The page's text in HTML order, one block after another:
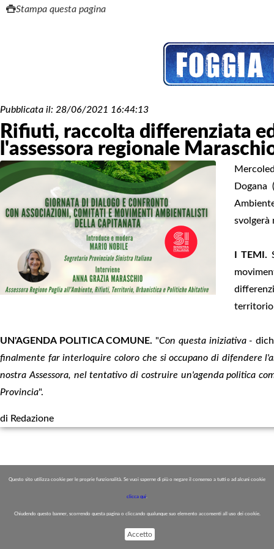
Questo sito utilizza cookie per le proprie funzionalità. Se vuoi saperne di più o negare il consenso a tutti o ad alcuni cookie
clicca qui.
Chiudendo questo banner, scorrendo questa pagina o cliccando qualunque suo elemento acconsenti all uso dei cookie.
Accetto
Stampa questa pagina
Pubblicata il: 28/06/2021 16:44:13
Rifiuti, raccolta differenziata
l'assessora regionale
Dogana
svolgerà
I TEMI.
territorio
UN'AGENDA POLITICA COMUNE. "Con questa iniziativa -
finalmente far interloquire coloro che si occupano di difendere
nostra Assessora, nel tentativo di costruire un'agenda politica
Provincia".
di Redazione